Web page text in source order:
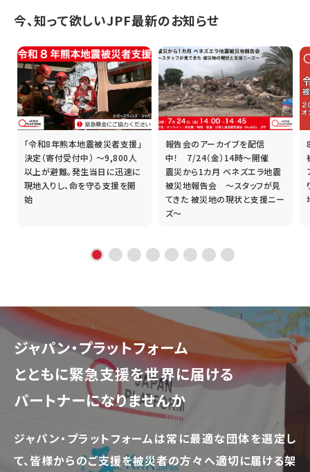
今、知って欲しいJPF最新のお知らせ
「令和8年熊本地震被災者支援」
決定（寄付受付中） ～9,800人
以上が避難。発生当日に迅速に
現地入りし、命を守る支援を開
始
報告会のアーカイブを配信
中！ 7/24（金）14時～開催
震災から1カ月 ベネズエラ地震
被災地報告会 ～スタッフが見
てきた 被災地の現状と支援ニー
ズ～
ジャパン・プラットフォーム
とともに緊急支援を世界に届ける
パートナーになりませんか
ジャパン・プラットフォームは常に最適な団体を選定し
て、皆様からのご支援を被災者の方々へ適切に届ける架